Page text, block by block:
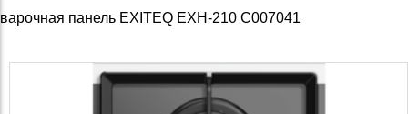
варочная панель EXITEQ EXH-210 С007041